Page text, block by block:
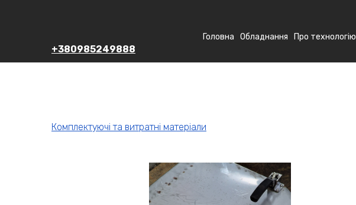
+380985249888
Головна Обладнання Про технологію
Комплектуючі та витратні матеріали